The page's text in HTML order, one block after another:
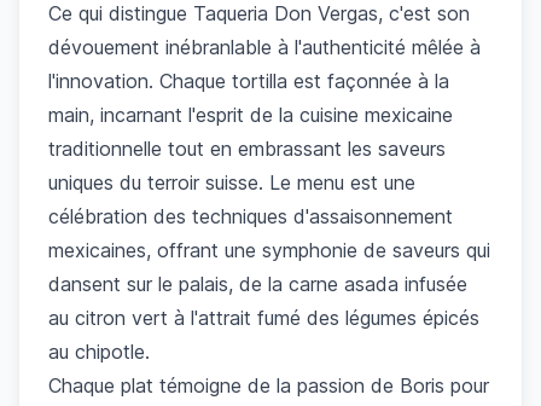
Ce qui distingue Taqueria Don Vergas, c'est son
dévouement inébranlable à l'authenticité mêlée à
l'innovation. Chaque tortilla est façonnée à la
main, incarnant l'esprit de la cuisine mexicaine
traditionnelle tout en embrassant les saveurs
uniques du terroir suisse. Le menu est une
célébration des techniques d'assaisonnement
mexicaines, offrant une symphonie de saveurs qui
dansent sur le palais, de la carne asada infusée
au citron vert à l'attrait fumé des légumes épicés
au chipotle.
Chaque plat témoigne de la passion de Boris pour